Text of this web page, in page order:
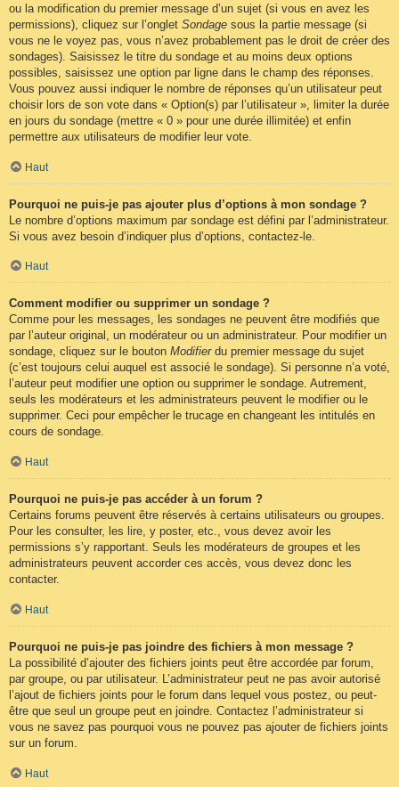
ou la modification du premier message d’un sujet (si vous en avez les
permissions), cliquez sur l’onglet Sondage sous la partie message (si
vous ne le voyez pas, vous n’avez probablement pas le droit de créer des
sondages). Saisissez le titre du sondage et au moins deux options
possibles, saisissez une option par ligne dans le champ des réponses.
Vous pouvez aussi indiquer le nombre de réponses qu’un utilisateur peut
choisir lors de son vote dans « Option(s) par l’utilisateur », limiter la durée
en jours du sondage (mettre « 0 » pour une durée illimitée) et enfin
permettre aux utilisateurs de modifier leur vote.
Haut
Pourquoi ne puis-je pas ajouter plus d’options à mon sondage ?
Le nombre d’options maximum par sondage est défini par l’administrateur.
Si vous avez besoin d’indiquer plus d’options, contactez-le.
Haut
Comment modifier ou supprimer un sondage ?
Comme pour les messages, les sondages ne peuvent être modifiés que
par l’auteur original, un modérateur ou un administrateur. Pour modifier un
sondage, cliquez sur le bouton Modifierdu premier message du sujet
(c’est toujours celui auquel est associé le sondage). Si personne n’a voté,
l’auteur peut modifier une option ou supprimer le sondage. Autrement,
seuls les modérateurs et les administrateurs peuvent le modifier ou le
supprimer. Ceci pour empêcher le trucage en changeant les intitulés en
cours de sondage.
Haut
Pourquoi ne puis-je pas accéder à un forum ?
Certains forums peuvent être réservés à certains utilisateurs ou groupes.
Pour les consulter, les lire, y poster, etc., vous devez avoir les
permissions s’y rapportant. Seuls les modérateurs de groupes et les
administrateurs peuvent accorder ces accès, vous devez donc les
contacter.
Haut
Pourquoi ne puis-je pas joindre des fichiers à mon message ?
La possibilité d’ajouter des fichiers joints peut être accordée par forum,
par groupe, ou par utilisateur. L’administrateur peut ne pas avoir autorisé
l’ajout de fichiers joints pour le forum dans lequel vous postez, ou peut-
être que seul un groupe peut en joindre. Contactez l’administrateur si
vous ne savez pas pourquoi vous ne pouvez pas ajouter de fichiers joints
sur un forum.
Haut